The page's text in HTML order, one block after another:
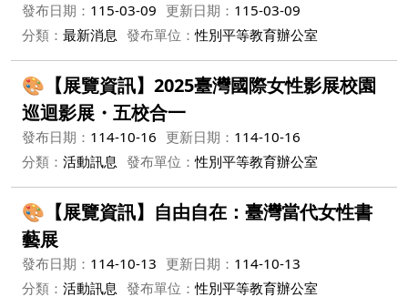
發布日期： 115-03-09 更新日期： 115-03-09
分類： 最新消息 發布單位：性別平等教育辦公室
🎨【展覽資訊】2025臺灣國際女性影展校園
巡迴影展・五校合一
發布日期： 114-10-16 更新日期： 114-10-16
分類： 活動訊息 發布單位：性別平等教育辦公室
🎨【展覽資訊】自由自在：臺灣當代女性書
藝展
發布日期： 114-10-13 更新日期： 114-10-13
分類： 活動訊息 發布單位：性別平等教育辦公室